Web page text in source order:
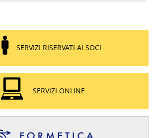
SERVIZI RISERVATI AI SOCI
SERVIZI ONLINE